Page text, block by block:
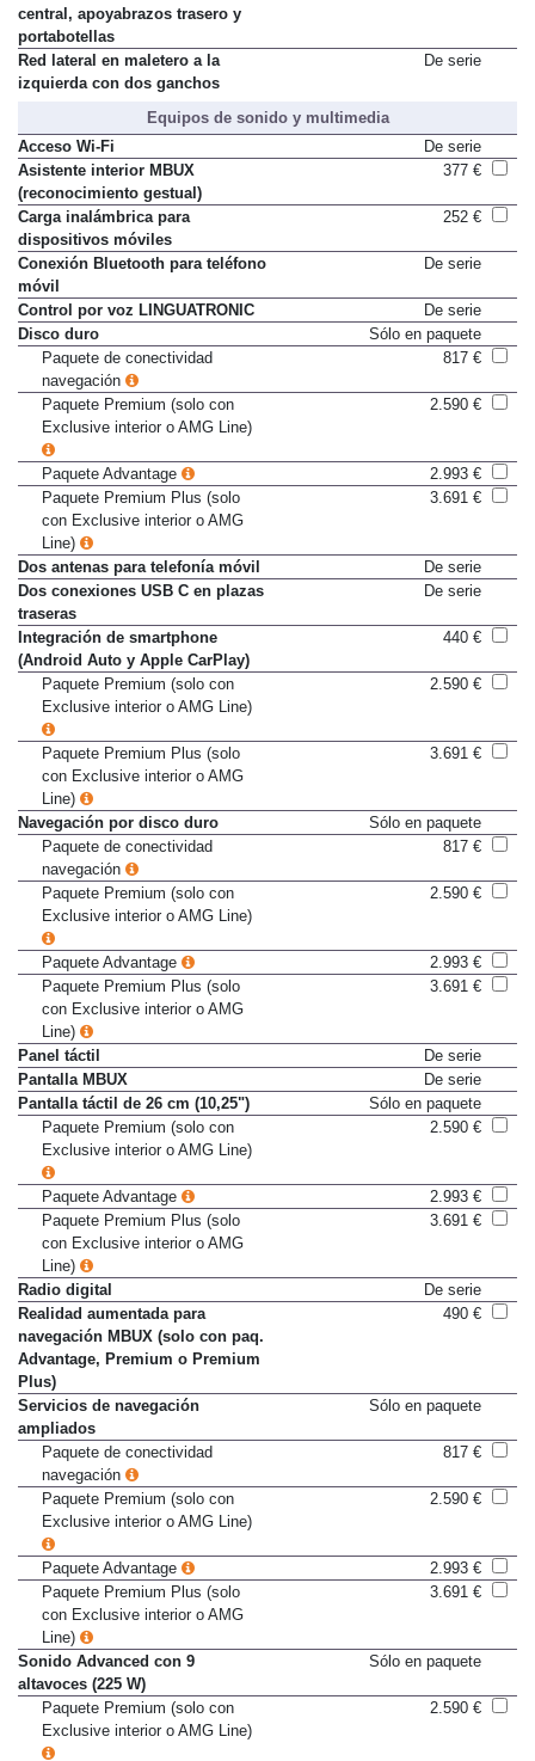
Portavasos doble en consola
central, apoyabrazos trasero y
portabotellas
Red lateral en maletero a la
Equipos de sonido y multimedia
Acceso Wi-Fi
De serie
Asistente interior MBUX
(reconocimiento gestual)
Carga inalámbrica para
dispositivos móviles
Conexión Bluetooth para teléfono
móvil
Control por voz LINGUATRONIC
De serie
Disco duro
Sólo en paquete
Paquete de conectividad
navegación
Paquete Premium (solo con
Exclusive interior o AMG Line)
Paquete Advantage
2.993 €
Paquete Premium Plus (solo
con Exclusive interior o AMG
Line)
Dos antenas para telefonía móvil
De serie
Dos conexiones USB C en plazas
traseras
Integración de smartphone
(Android Auto y Apple CarPlay)
Paquete Premium (solo con
Exclusive interior o AMG Line)
Paquete Premium Plus (solo
con Exclusive interior o AMG
Line)
Navegación por disco duro
Sólo en paquete
Paquete de conectividad
navegación
Paquete Premium (solo con
Exclusive interior o AMG Line)
Paquete Advantage
2.993 €
Paquete Premium Plus (solo
con Exclusive interior o AMG
Line)
Panel táctil
De serie
Pantalla MBUX
De serie
Pantalla táctil de 26 cm (10,25")
Sólo en paquete
Paquete Premium (solo con
Exclusive interior o AMG Line)
Paquete Advantage
2.993 €
Paquete Premium Plus (solo
con Exclusive interior o AMG
Line)
Radio digital
De serie
Realidad aumentada para
navegación MBUX (solo con paq.
Advantage, Premium o Premium
Plus)
Servicios de navegación
ampliados
Paquete de conectividad
navegación
Paquete Premium (solo con
Exclusive interior o AMG Line)
Paquete Advantage
2.993 €
Paquete Premium Plus (solo
con Exclusive interior o AMG
Line)
Sonido Advanced con 9
altavoces (225 W)
Paquete Premium (solo con
Exclusive interior o AMG Line)